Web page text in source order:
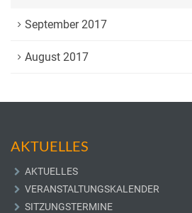
September 2017
August 2017
AKTUELLES
AKTUELLES
VERANSTALTUNGSKALENDER
SITZUNGSTERMINE